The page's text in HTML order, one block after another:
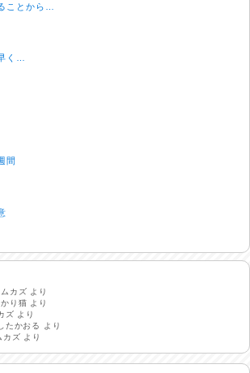
ことから…
く…
間
…
報
ムカズ より
り猫 より
ズ より
たかおる
より
カズ より